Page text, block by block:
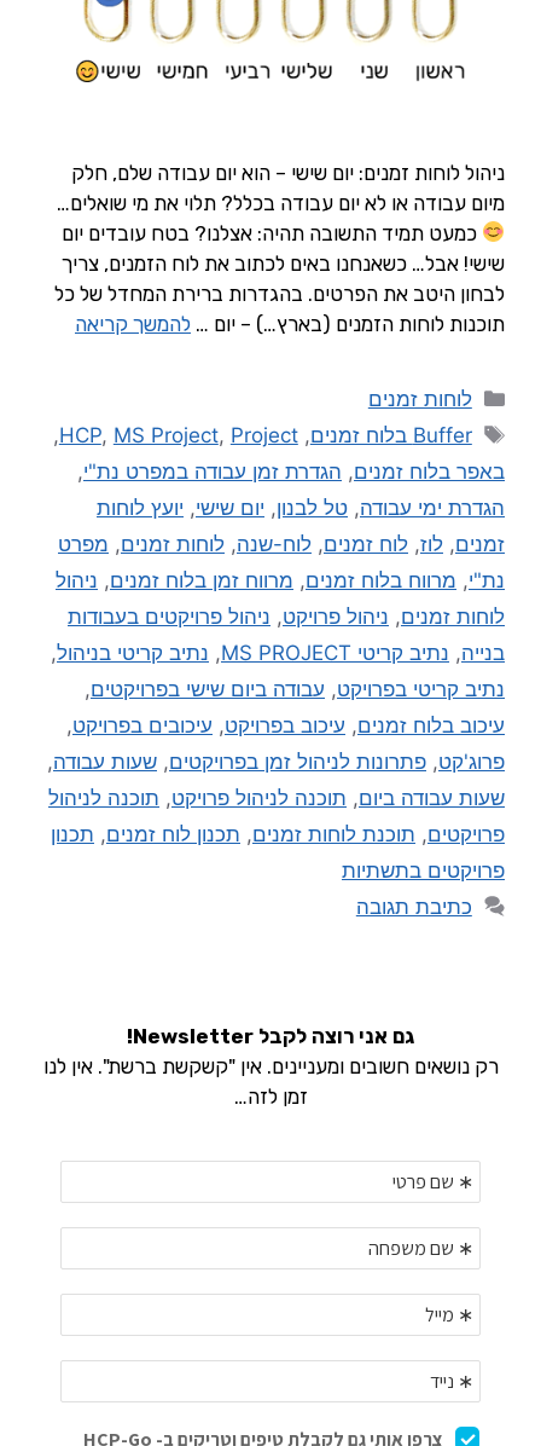
ניהול לוחות זמנים: יום שישי – הוא יום עבודה שלם, חלק
מיום עבודה או לא יום עבודה בכלל? תלוי את מי שואלים…
כמעט תמיד התשובה תהיה: אצלנו? בטח עובדים יום
שישי! אבל… כשאנחנו באים לכתוב את לוח הזמנים, צריך
לבחון היטב את הפרטים. בהגדרות ברירת המחדל של כל
תוכנות לוחות הזמנים (בארץ…) – יום … להמשך קריאה
לוחות זמנים
Buffer בלוח זמנים
,
HCP, MS Project, Project
,
באפר בלוח זמנים, הגדרת זמן עבודה במפרט נת"י,
הגדרת ימי עבודה, טל לבנון, יום שישי, יועץ לוחות
זמנים, לוז, לוח זמנים, לוח-שנה, לוחות זמנים, מפרט
נת"י, מרווח בלוח זמנים, מרווח זמן בלוח זמנים, ניהול
לוחות זמנים, ניהול פרויקט, ניהול פרויקטים בעבודות
בנייה, נתיב קריטי MS PROJECT , נתיב קריטי בניהול,
נתיב קריטי בפרויקט, עבודה ביום שישי בפרויקטים,
עיכוב בלוח זמנים, עיכוב בפרויקט, עיכובים בפרויקט,
פרוג'קט, פתרונות לניהול זמן בפרויקטים, שעות עבודה,
שעות עבודה ביום, תוכנה לניהול פרויקט, תוכנה לניהול
פרויקטים, תוכנת לוחות זמנים, תכנון לוח זמנים, תכנון
פרויקטים בתשתיות
כתיבת תגובה
גם אני רוצה לקבל Newsletter!
רק נושאים חשובים ומעניינים. אין "קשקשת ברשת". אין לנו
זמן לזה…